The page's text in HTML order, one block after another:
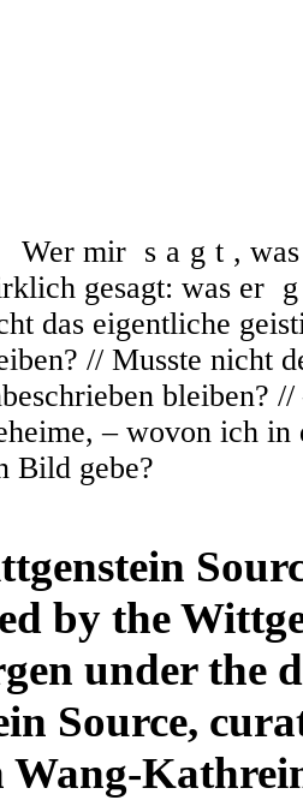
mir sagt ,
gesagt: was er
das eigentliche
// Musste nicht
bleiben?
– wovon ich in
Bild gebe?
by the
under the
Source,
Wang-